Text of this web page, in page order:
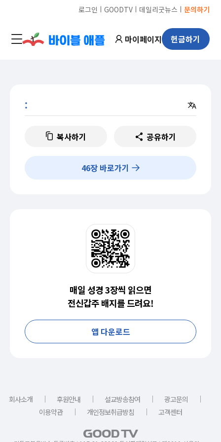
로그인 ㅣ GOODTVㅣ 데일리굿뉴스 ㅣ 문의하기
마이페이지 헌금하기
:
복사하기 공유하기
46장 바로가기
매일 성경 3장씩 읽으면
전신갑주 배지를 드려요!
앱 다운로드
회사소개 ｜ 후원안내 ｜ 설교방송참여 ｜ 광고문의
｜
이용약관
｜ 개인정보취급방침 ｜ 고객센터